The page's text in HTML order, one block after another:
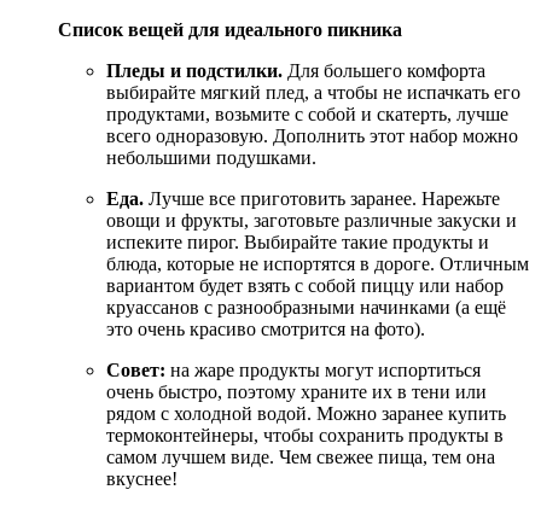
Список вещей для идеального пикника
Пледы и подстилки. Для большего комфорта
выбирайте мягкий плед, а чтобы не испачкать его
продуктами, возьмите с собой и скатерть, лучше
всего одноразовую. Дополнить этот набор можно
небольшими подушками.
Еда. Лучше все приготовить заранее. Нарежьте
овощи и фрукты, заготовьте различные закуски и
испеките пирог. Выбирайте такие продукты и
блюда, которые не испортятся в дороге. Отличным
вариантом будет взять с собой пиццу или набор
круассанов с разнообразными начинками (а ещё
это очень красиво смотрится на фото).
Совет: на жаре продукты могут испортиться
очень быстро, поэтому храните их в тени или
рядом с холодной водой. Можно заранее купить
термоконтейнеры, чтобы сохранить продукты в
самом лучшем виде. Чем свежее пища, тем она
вкуснее!